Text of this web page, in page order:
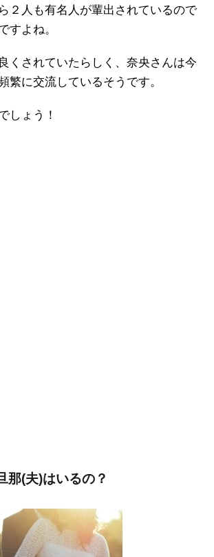
２人も有名人が輩出されているので
すよね。
くされていたらしく、奈央さんは今
繁に交流しているそうです。
しょう！
那(夫)はいるの？